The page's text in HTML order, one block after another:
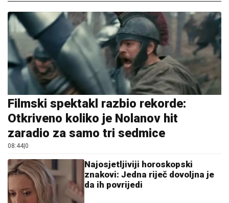
Filmski spektakl razbio rekorde:
Otkriveno koliko je Nolanov hit
zaradio za samo tri sedmice
08:44|0
Najosjetljiviji horoskopski
znakovi: Jedna riječ dovoljna je
da ih povrijedi